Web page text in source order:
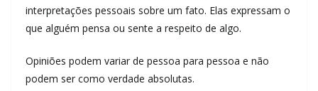
interpretações pessoais sobre um fato. Elas expressam o
que alguém pensa ou sente a respeito de algo.
Opiniões podem variar de pessoa para pessoa e não
podem ser como verdade absolutas.